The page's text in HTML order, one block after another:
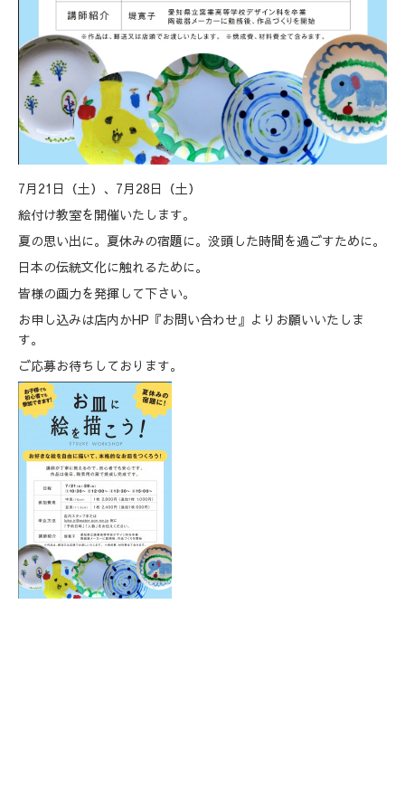
7月21日（土）、7月28日（土）
絵付け教室を開催いたします。
夏の思い出に。夏休みの宿題に。没頭した時間を過ごすために。
日本の伝統文化に触れるために。
皆様の画力を発揮して下さい。
お申し込みは店内かHP『お問い合わせ』よりお願いいたしま
す。
ご応募お待ちしております。